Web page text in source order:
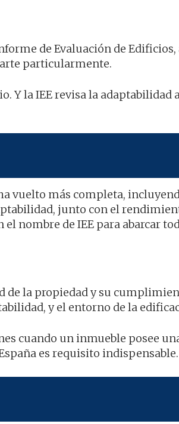
de Evaluación de
particularmente.
Y la IEE revisa la adaptabilidad
vuelto más completa,
junto con el
nombre de IEE para abarcar
de la propiedad y su
y el entorno de la
cuando un inmueble posee
es requisito indispensable.